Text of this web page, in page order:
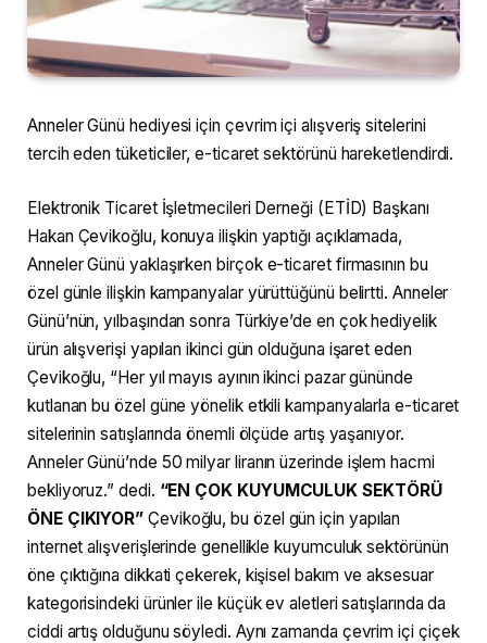
Anneler Günü hediyesi için çevrim içi alışveriş sitelerini
tercih eden tüketiciler, e-ticaret sektörünü hareketlendirdi.
Elektronik Ticaret İşletmecileri Derneği (ETİD) Başkanı
Hakan Çevikoğlu, konuya ilişkin yaptığı açıklamada,
Anneler Günü yaklaşırken birçok e-ticaret firmasının bu
özel günle ilişkin kampanyalar yürüttüğünü belirtti. Anneler
Günü’nün, yılbaşından sonra Türkiye’de en çok hediyelik
ürün alışverişi yapılan ikinci gün olduğuna işaret eden
Çevikoğlu, “Her yıl mayıs ayının ikinci pazar gününde
kutlanan bu özel güne yönelik etkili kampanyalarla e-ticaret
sitelerinin satışlarında önemli ölçüde artış yaşanıyor.
Anneler Günü’nde 50 milyar liranın üzerinde işlem hacmi
bekliyoruz.” dedi. “EN ÇOK KUYUMCULUK SEKTÖRÜ
ÖNE ÇIKIYOR” Çevikoğlu, bu özel gün için yapılan
internet alışverişlerinde genellikle kuyumculuk sektörünün
öne çıktığına dikkati çekerek, kişisel bakım ve aksesuar
kategorisindeki ürünler ile küçük ev aletleri satışlarında da
ciddi artış olduğunu söyledi. Aynı zamanda çevrim içi çiçek